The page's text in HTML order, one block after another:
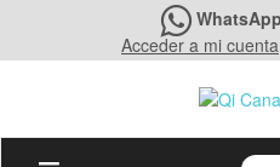
Acceder a mi cuenta